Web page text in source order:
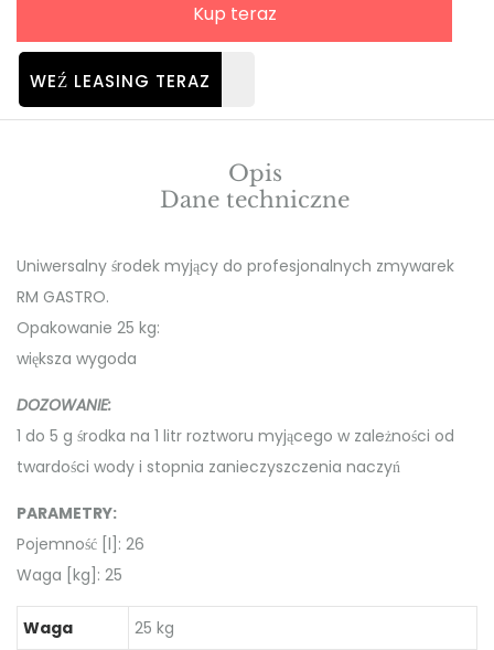
Kup teraz
WEŹ LEASING TERAZ
Opis
Dane techniczne
Uniwersalny środek myjący do profesjonalnych zmywarek
RM GASTRO.
Opakowanie 25 kg:
większa wygoda
DOZOWANIE:
1 do 5 g środka na 1 litr roztworu myjącego w zależności od
twardości wody i stopnia zanieczyszczenia naczyń
PARAMETRY:
Pojemność [l]: 26
Waga [kg]: 25
Waga
25 kg